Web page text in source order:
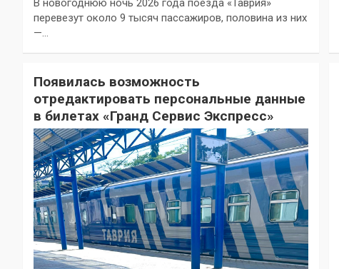
В новогоднюю ночь 2026 года поезда «Таврия»
перевезут около 9 тысяч пассажиров, половина из них
—…
Появилась возможность
отредактировать персональные данные
в билетах «Гранд Сервис Экспресс»